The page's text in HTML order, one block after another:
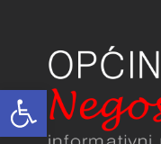
Open toolbar